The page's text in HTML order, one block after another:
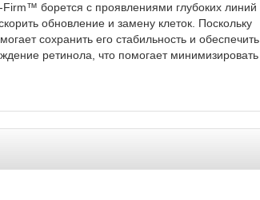
борется с проявлениями глубоких линий
обновление и замену клеток. Поскольку
сохранить его стабильность и обеспечить
ретинола, что помогает минимизировать